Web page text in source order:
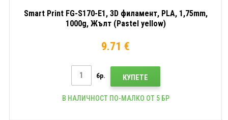
Smart Print FG-S170-E1, 3D филамент, PLA, 1,75mm,
1000g, Жълт (Pastel yellow)
9.71 €
бр. КУПЕТЕ
В НАЛИЧНОСТ ПО-МАЛКО ОТ 5 БР